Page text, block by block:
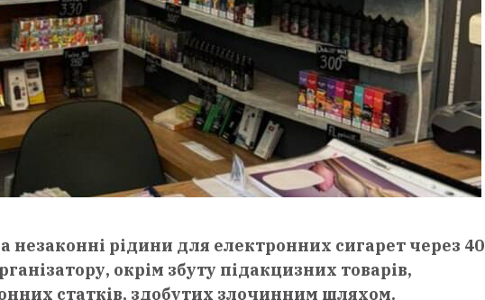
незаконні рідини для електронних сигарет через 40
окрім збуту підакцизних товарів,
статків, здобутих злочинним шляхом.